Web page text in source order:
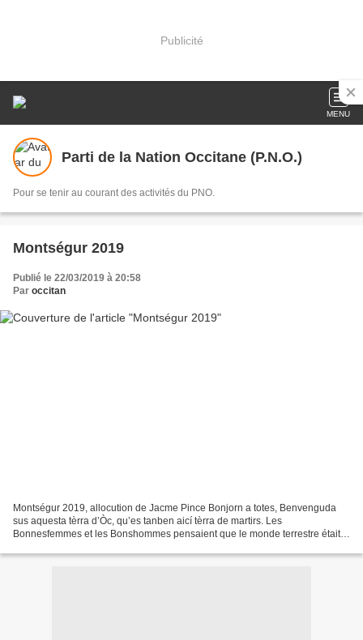
Publicité
MENU
Parti de la Nation Occitane (P.N.O.)
Pour se tenir au courant des activités du PNO.
Montségur 2019
Publié le 22/03/2019 à 20:58
Par occitan
Montségur 2019, allocution de Jacme Pince Bonjorn a totes, Benvenguda
sus aquesta tèrra d’Òc, qu’es tanben aicí tèrra de martirs. Les
Bonnesfemmes et les Bonshommes pensaient que le monde terrestre était